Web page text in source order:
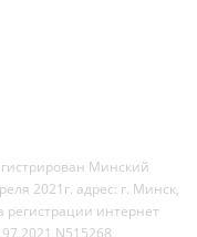
Минский
2021г. адрес: г. Минск,
регистрации интернет
N515268